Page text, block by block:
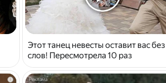
Этот танец невесты оставит вас без
слов! Пересмотрела 10 раз
i